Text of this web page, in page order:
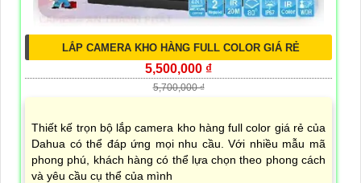
LẮP CAMERA KHO HÀNG FULL COLOR GIÁ RẺ
5,500,000 ₫
5,700,000 ₫
Thiết kế trọn bộ lắp camera kho hàng full color giá rẻ của
Dahua có thể đáp ứng mọi nhu cầu. Với nhiều mẫu mã
phong phú, khách hàng có thể lựa chọn theo phong cách
và yêu cầu cụ thể của mình